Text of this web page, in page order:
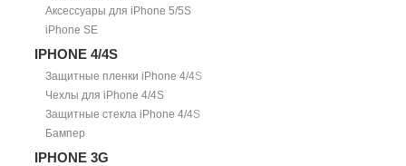
Аксессуары для iPhone 5/5S
iPhone SE
IPHONE 4/4S
Защитные пленки iPhone 4/4S
Чехлы для iPhone 4/4S
Защитные стекла iPhone 4/4S
Бампер
IPHONE 3G